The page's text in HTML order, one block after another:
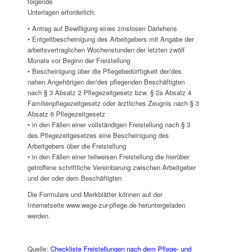
Unterlagen erforderlich:
• Antrag auf Bewilligung eines zinslosen Darlehens
• Entgeltbescheinigung des Arbeitgebers mit Angabe der
arbeitsvertraglichen Wochenstunden der letzten zwölf
Monate vor Beginn der Freistellung
• Bescheinigung über die Pflegebedürftigkeit der/des
nahen Angehörigen der/des pflegenden Beschäftigten
nach § 3 Absatz 2 Pflegezeitgesetz bzw. § 2a Absatz 4
Familienpflegezeitgesetz oder ärztliches Zeugnis nach § 3
Absatz 6 Pflegezeitgesetz
• in den Fällen einer vollständigen Freistellung nach § 3
des Pflegezeitgesetzes eine Bescheinigung des
Arbeitgebers über die Freistellung
• in den Fällen einer teilweisen Freistellung die hierüber
getroffene schriftliche Vereinbarung zwischen Arbeitgeber
und der oder dem Beschäftigten
Die Formulare und Merkblätter können auf der
Internetseite www.wege-zur-pflege.de heruntergeladen
werden.
Quelle: Checkliste Freistellungen nach dem Pflege- und